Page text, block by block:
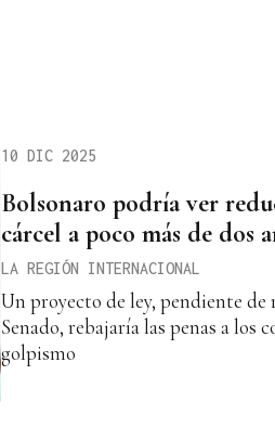
10 DIC 2025
Bolsonaro podría ver
cárcel a poco más de dos
LA REGIÓN INTERNACIONAL
Un proyecto de ley, pendiente
Senado, rebajaría las penas a los
golpismo